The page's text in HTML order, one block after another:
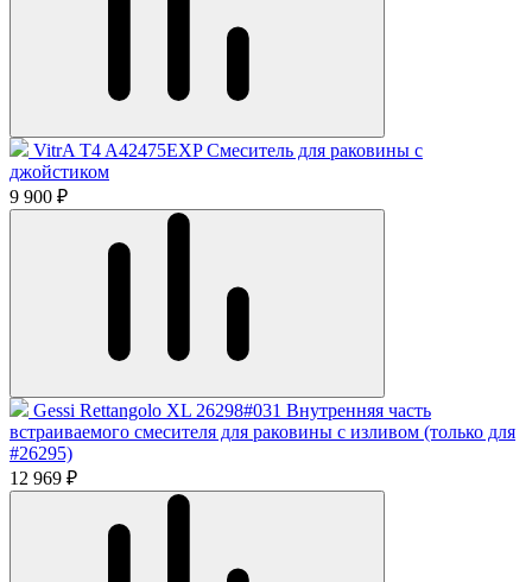
VitrA T4 A42475EXP Смеситель для раковины с
джойстиком
9 900 ₽
Gessi Rettangolo XL 26298#031 Внутренняя часть
встраиваемого смесителя для раковины с изливом (только для
#26295)
12 969 ₽